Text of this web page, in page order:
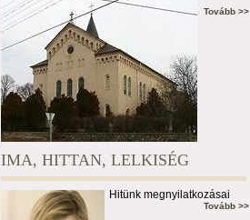
Tovább >>
IMA, HITTAN, LELKISÉG
Hitünk megnyilatkozásai
Tovább >>